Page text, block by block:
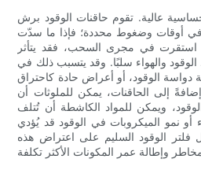
عالية. تقوم حاقنات الوقود برش
أوقات وضغوط محددة؛ فإذا ما سدّت
استقرت في مجرى السحب، فقد يتأثر
والهواء سلبًا. وقد يتسبب ذلك في
الوقود، أو أعراض حادة كاحتراق
إلى الحاقنات، يمكن للملوثات أن
ويمكن للمواد الكاشطة أن تُتلف
أو نمو الميكروبات في الوقود قد يُؤدي
فلتر الوقود السليم على اعتراض هذه